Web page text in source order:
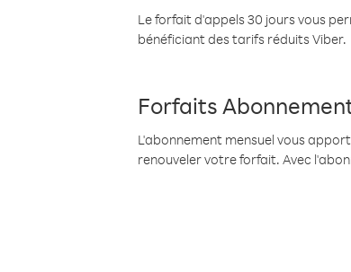
Le forfait d'appels 30 jours vous
bénéficiant des tarifs réduits Viber.
Forfaits
L'abonnement mensuel vous
renouveler votre forfait. Avec